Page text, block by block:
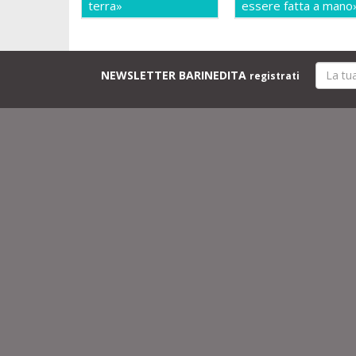
terra»
essere fatta a
NEWSLETTER BARINEDITA registrati